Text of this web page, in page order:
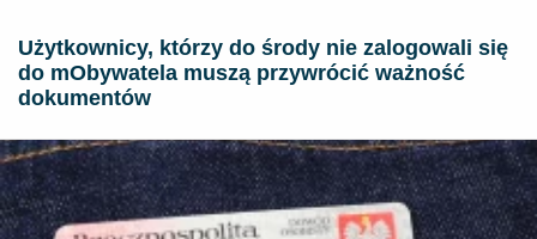
Użytkownicy, którzy do środy nie zalogowali się
do mObywatela muszą przywrócić ważność
dokumentów